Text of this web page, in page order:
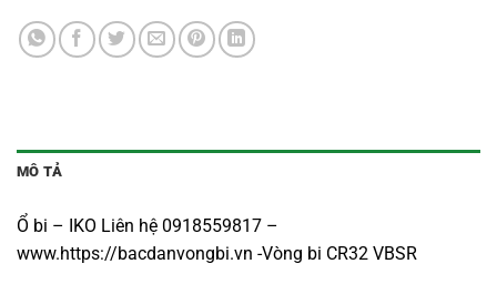
MÔ TẢ
Ổ bi – IKO Liên hệ 0918559817 –
www.https://bacdanvongbi.vn -Vòng bi CR32 VBSR